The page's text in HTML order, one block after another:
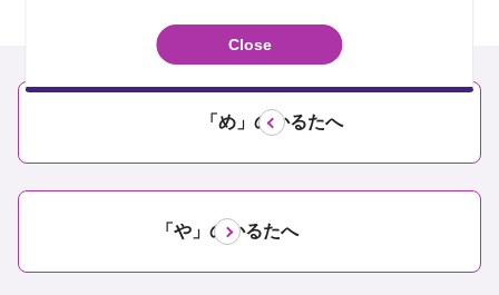
「め」のかるたへ
「や」のかるたへ
Close